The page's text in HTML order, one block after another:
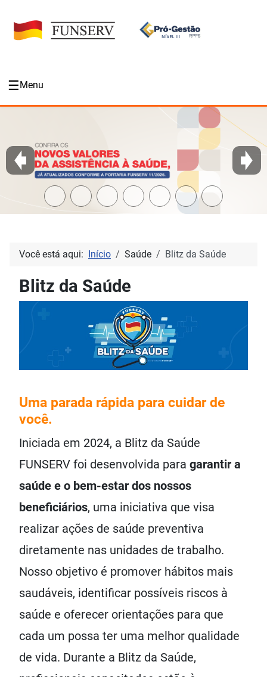
☰Menu
Você está aqui: Início Saúde Blitz da Saúde
Blitz da Saúde
Uma parada rápida para cuidar de
você.
Iniciada em 2024, a Blitz da Saúde
FUNSERV foi desenvolvida para garantir a
saúde e o bem-estar dos nossos
beneficiários, uma iniciativa que visa
realizar ações de saúde preventiva
diretamente nas unidades de trabalho.
Nosso objetivo é promover hábitos mais
saudáveis, identificar possíveis riscos à
saúde e oferecer orientações para que
cada um possa ter uma melhor qualidade
de vida. Durante a Blitz da Saúde,